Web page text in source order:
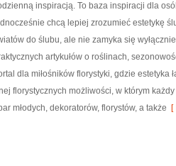
inspiracją. To baza inspiracji dla
chcą lepiej zrozumieć estetykę
do ślubu, ale nie zamyka się
artykułów o roślinach,
dla miłośników florystyki, gdzie estetyka
florystycznych możliwości, w którym
młodych, dekoratorów, florystów, a także [